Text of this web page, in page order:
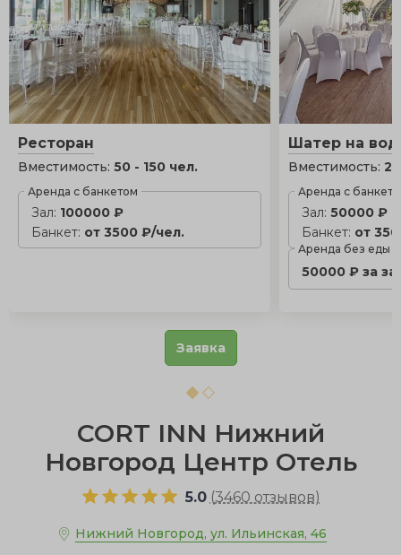
Ресторан
Вместимость: 50 - 150 чел.
Аренда с банкетом
Зал: 100000 ₽
Банкет: от 3500 ₽/чел.
Шатер на
Вместимость:
Аренда с
Зал:50000 ₽
Банкет: от
Аренда без еды
50000 ₽ за
Заявка
CORT INN Нижний
Новгород Центр Отель
5.0 (3460 отзывов)
Нижний Новгород, ул. Ильинская, 46